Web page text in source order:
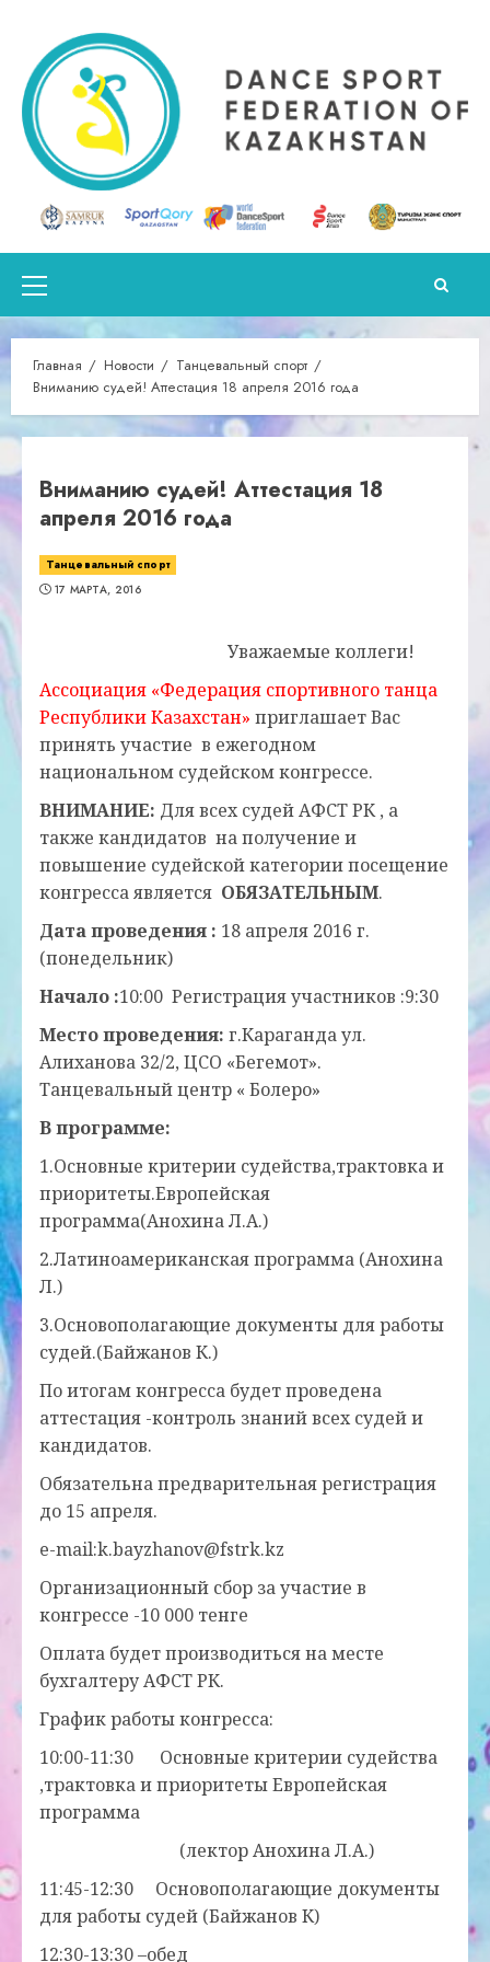
содержимому
Основное
меню
Главная Новости
Танцевальный спорт
Вниманию судей! Аттестация 18 апреля 2016 года
Танцевальный спорт
Вниманию судей! Аттестация 18
апреля 2016 года
17 МАРТА, 2016
Уважаемые коллеги!
Ассоциация «Федерация спортивного танца
Республики Казахстан» приглашает Вас
принять участие в ежегодном
национальном судейском конгрессе.
ВНИМАНИЕ: Для всех судей АФСТ РК , а
также кандидатов на получение и
повышение судейской категории посещение
конгресса является ОБЯЗАТЕЛЬНЫМ.
Дата проведения : 18 апреля 2016 г.
(понедельник)
Начало :10:00 Регистрация участников :9:30
Место проведения: г.Караганда ул.
Алиханова 32/2, ЦСО «Бегемот».
Танцевальный центр « Болеро»
В программе:
1.Основные критерии судейства,трактовка и
приоритеты.Европейская
программа(Анохина Л.А.)
2.Латиноамериканская программа (Анохина
Л.)
3.Основополагающие документы для работы
судей.(Байжанов К.)
По итогам конгресса будет проведена
аттестация -контроль знаний всех судей и
кандидатов.
Обязательна предварительная регистрация
до 15 апреля.
e-mail:k.bayzhanov@fstrk.kz
Организационный сбор за участие в
конгрессе -10 000 тенге
Оплата будет производиться на месте
бухгалтеру АФСТ РК.
График работы конгресса:
10:00-11:30 Основные критерии судейства
,трактовка и приоритеты Европейская
программа
(лектор Анохина Л.А.)
11:45-12:30 Основополагающие документы
для работы судей (Байжанов К)
12:30-13:30 –обед